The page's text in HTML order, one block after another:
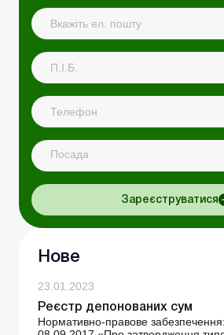
Посада
Зареєструватися
Нове
23.01.2023
Реєстр депонованих сум
Нормативно-правове